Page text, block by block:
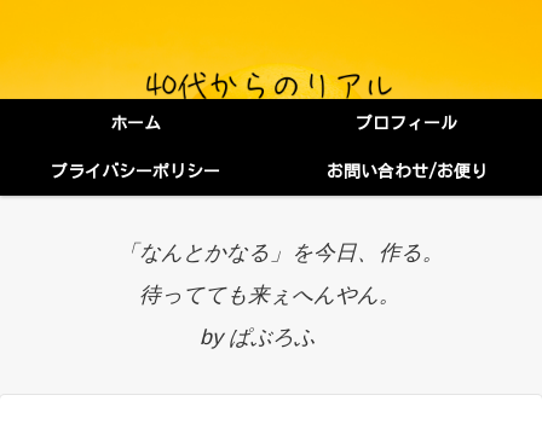
ホーム プロフィール
プライバシーポリシー お問い合わせ/お便り
「なんとかなる」を今日、作る。
待ってても来ぇへんやん。
by ぱぶろふ